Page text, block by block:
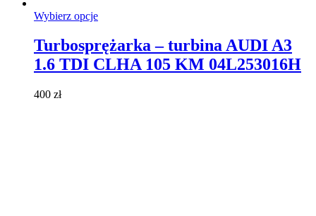
Wybierz opcjeTen
ma
wiele
wariantów.
Turbosprężarka – turbina AUDI A3
1.6 TDI CLHA 105 KM 04L253016H
400 zł